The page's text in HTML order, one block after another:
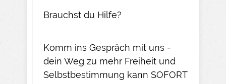
Brauchst du Hilfe?
Komm ins Gespräch mit uns -
dein Weg zu mehr Freiheit und
Selbstbestimmung kann SOFORT